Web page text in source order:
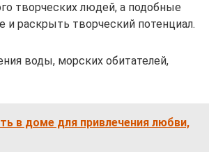
творческих людей, а подобные
раскрыть творческий потенциал.
воды, морских обитателей,
в доме для привлечения любви,